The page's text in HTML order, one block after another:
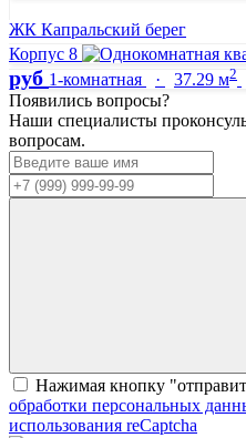
ЖК Капральский берег
Корпус 8
руб 1-комнатная · 37.29 м2
Появились вопросы?
Наши специалисты
вопросам.
Нажимая кнопку
обработки персональных
использования reCaptcha